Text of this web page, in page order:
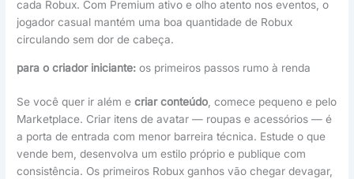
cada Robux. Com Premium ativo e olho atento nos eventos, o
jogador casual mantém uma boa quantidade de Robux
circulando sem dor de cabeça.
para o criador iniciante: os primeiros passos rumo à renda
Se você quer ir além ecriar conteúdo , comece pequeno e pelo
Marketplace. Criar itens de avatar — roupas e acessórios — é
a porta de entrada com menor barreira técnica. Estude o que
vende bem, desenvolva um estilo próprio e publique com
consistência. Os primeiros Robux ganhos vão chegar devagar,